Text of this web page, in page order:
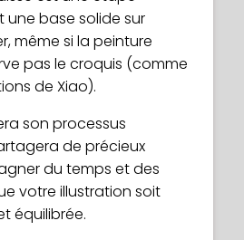
une base solide sur
même si la peinture
pas le croquis (comme
de Xiao).
son processus
de précieux
du temps et des
votre illustration soit
équilibrée.